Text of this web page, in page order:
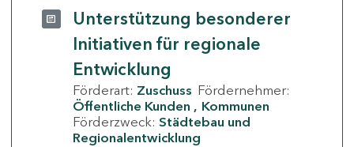
Unterstützung besonderer
Initiativen für regionale
Entwicklung
Förderart: Zuschuss Fördernehmer:
Öffentliche Kunden
Kommunen
Förderzweck: Städtebau und
Regionalentwicklung